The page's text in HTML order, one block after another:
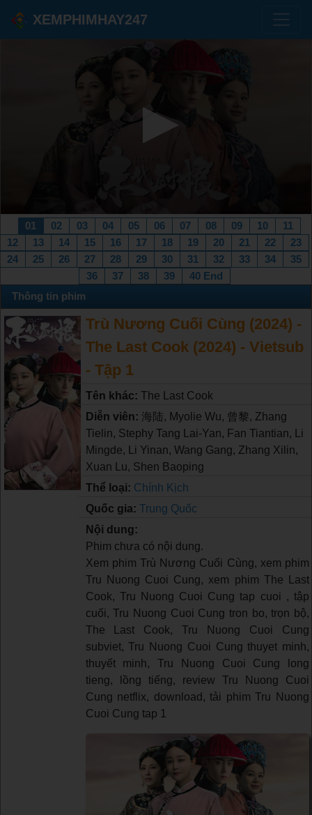
XEMPHIMHAY247
01 02 03 04 05 06 07 08 09 10
11
12
13 14 15 16 17 18 19 20 21 22
23
24
25 26 27 28 29 30 31 32 33 34
35
36
37 38 39
40 End
Thông tin phim
Trù Nương Cuối Cùng (2024) -
The Last Cook (2024) - Vietsub
- Tập 1
Tên khác: The Last Cook
Diễn viên: 海陆, Myolie Wu, 曾黎, Zhang
Tielin, Stephy Tang Lai-Yan, Fan Tiantian, Li
Mingde, Li Yinan, Wang Gang, Zhang Xilin,
Xuan Lu, Shen Baoping
Thể loại: Chính Kịch
Quốc gia: Trung Quốc
Nội dung:
Phim chưa có nội dung.
Xem phim Trù Nương Cuối Cùng, xem phim
Tru Nuong Cuoi Cung, xem phim The Last
Cook, Tru Nuong Cuoi Cung tap cuoi , tập
cuối, Tru Nuong Cuoi Cung tron bo, trọn bộ,
The Last Cook, Tru Nuong Cuoi Cung
subviet, Tru Nuong Cuoi Cung thuyet minh,
thuyết minh, Tru Nuong Cuoi Cung long
tieng, lồng tiếng, review Tru Nuong Cuoi
Cung netflix, download, tải phim Tru Nuong
Cuoi Cung tap 1